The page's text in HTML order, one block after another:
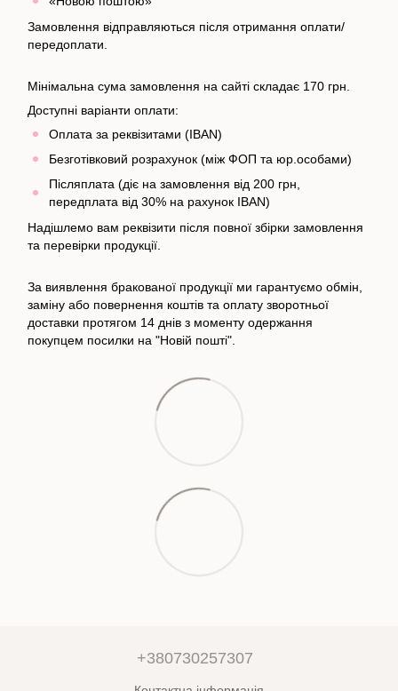
Замовлення відправляються після отримання оплати/
передоплати.
Мінімальна сума замовлення на сайті складає 170 грн.
Доступні варіанти оплати:
Оплата за реквізитами (IBAN)
Безготівковий розрахунок (між ФОП та юр.особами)
Післяплата (діє на замовлення від 200 грн,
передплата від 30% на рахунок IBAN)
Надішлемо вам реквізити після повної збірки замовлення
та перевірки продукції.
За виявлення бракованої продукції ми гарантуємо обмін,
заміну або повернення коштів та оплату зворотньої
доставки протягом 14 днів з моменту одержання
покупцем посилки на "Новій пошті".
+380730257307